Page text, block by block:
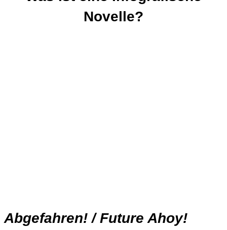
Novelle?
Abgefahren! / Future Ahoy!